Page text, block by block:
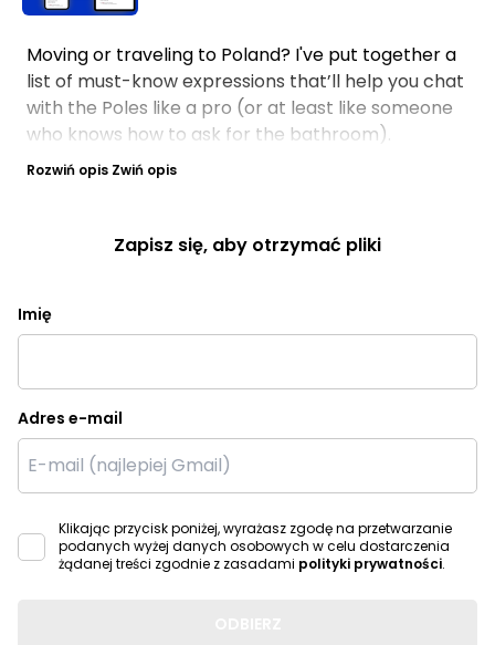
Moving or traveling to Poland? I've put together a
list of must-know expressions that’ll help you chat
with the Poles like a pro (or at least like someone
who knows how to ask for the bathroom).
Rozwiń opis Zwiń opis
Zapisz się, aby otrzymać pliki
Imię
Adres e-mail
Klikając przycisk poniżej, wyrażasz zgodę na przetwarzanie
podanych wyżej danych osobowych w celu dostarczenia
żądanej treści zgodnie z zasadami polityki prywatności.